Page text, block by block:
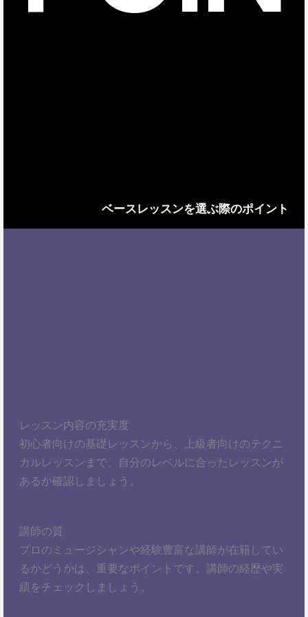
ベースレッスンを選ぶ際のポイント
レッスン内容の充実度
初心者向けの基礎レッスンから、上級者向けのテクニ
カルレッスンまで、自分のレベルに合ったレッスンが
あるか確認しましょう。
講師の質
プロのミュージシャンや経験豊富な講師が在籍してい
るかどうかは、重要なポイントです。講師の経歴や実
績をチェックしましょう。